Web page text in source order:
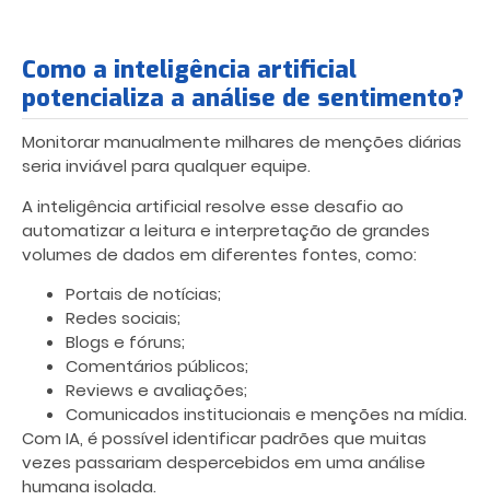
Como a inteligência artificial
potencializa a análise de sentimento?
Monitorar manualmente milhares de menções diárias
seria inviável para qualquer equipe.
A inteligência artificial resolve esse desafio ao
automatizar a leitura e interpretação de grandes
volumes de dados em diferentes fontes, como:
Portais de notícias;
Redes sociais;
Blogs e fóruns;
Comentários públicos;
Reviews e avaliações;
Comunicados institucionais e menções na mídia.
Com IA, é possível identificar padrões que muitas
vezes passariam despercebidos em uma análise
humana isolada.